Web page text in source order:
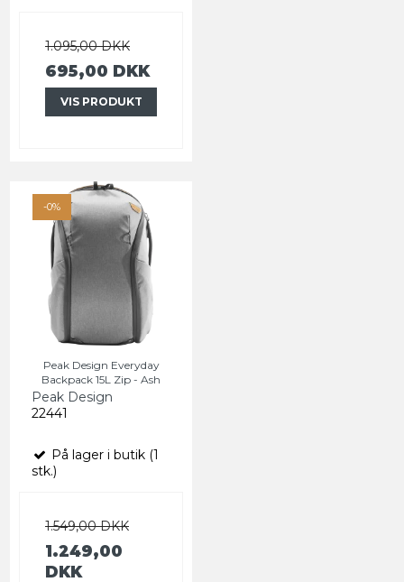
1.095,00 DKK
695,00 DKK
VIS PRODUKT
-0%
Peak Design Everyday
Backpack 15L Zip - Ash
Peak Design
22441
På lager i butik (1
stk.)
1.549,00 DKK
1.249,00
DKK